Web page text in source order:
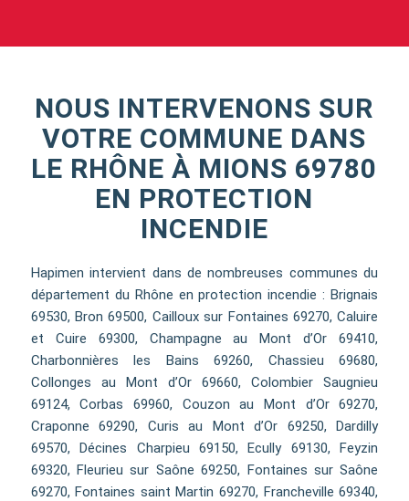
NOUS INTERVENONS SUR
VOTRE COMMUNE DANS
LE RHÔNE À MIONS 69780
EN PROTECTION
INCENDIE
Hapimen intervient dans de nombreuses communes du
département du Rhône en protection incendie : Brignais
69530, Bron 69500, Cailloux sur Fontaines 69270, Caluire
et Cuire 69300, Champagne au Mont d’Or 69410,
Charbonnières les Bains 69260, Chassieu 69680,
Collonges au Mont d’Or 69660, Colombier Saugnieu
69124, Corbas 69960, Couzon au Mont d’Or 69270,
Craponne 69290, Curis au Mont d’Or 69250, Dardilly
69570, Décines Charpieu 69150, Ecully 69130, Feyzin
69320, Fleurieu sur Saône 69250, Fontaines sur Saône
69270, Fontaines saint Martin 69270, Francheville 69340,